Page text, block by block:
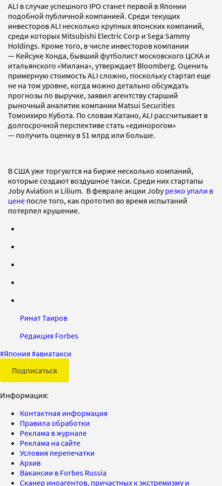
ALI в случае успешного IPO станет первой в Японии
подобной публичной компанией. Среди текущих
инвесторов ALI несколько крупных японских компаний,
среди которых Mitsubishi Electric Corp и Sega Sammy
Holdings. Кроме того, в числе инвесторов компании
— Кейсуке Хонда, бывший футболист московского ЦСКА и
итальянского «Милана», утверждает Bloomberg. Оценить
примерную стоимость ALI сложно, поскольку стартап еще
не на том уровне, когда можно детально обсуждать
прогнозы по выручке, заявил агентству старший
рыночный аналитик компании Matsui Securities
Томоихиро Кубота. По словам Катано, ALI рассчитывает в
долгосрочной перспективе стать «единорогом»
— получить оценку в $1 млрд или больше.
В США уже торгуются на бирже несколько компаний,
которые создают воздушное такси. Среди них стартапы
Joby Aviation и Lilium. В феврале акции Jobyрезко упали в
цене после того, как прототип во время испытаний
потерпел крушение.
Ринат Таиров
Редакция Forbes
#Япония #авиатакси
Подписаться
Информация:
Контактная информация
Правила обработки
Реклама в журнале
Реклама на сайте
Условия перепечатки
Архив
Вакансии в Forbes Russia
Сканер иноагентов, причастных к экстремизму и